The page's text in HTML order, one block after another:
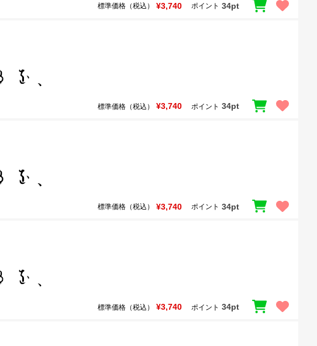
標準価格（税込） ¥3,740 ポイント 34pt
標準価格（税込） ¥3,740 ポイント 34pt
標準価格（税込） ¥3,740 ポイント 34pt
標準価格（税込） ¥3,740 ポイント 34pt